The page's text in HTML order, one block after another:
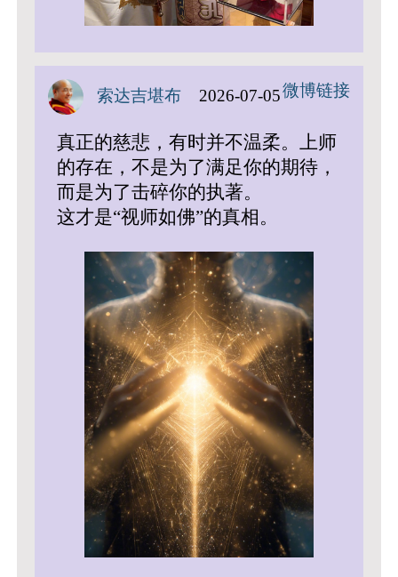
索达吉堪布 2026-07-05微博链接
真正的慈悲，有时并不温柔。上师
的存在，不是为了满足你的期待，
而是为了击碎你的执著。
这才是“视师如佛”的真相。